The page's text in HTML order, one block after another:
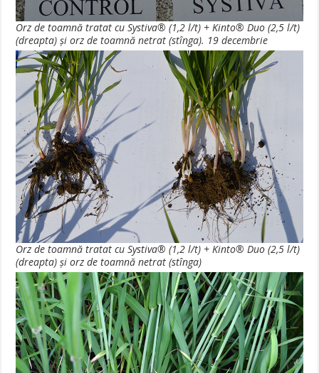
Orz de toamnă tratat cu Systiva® (1,2 l/t) + Kinto® Duo (2,5 l/t)
(dreapta) şi orz de toamnă netrat (stînga). 19 decembrie
Orz de toamnă tratat cu Systiva® (1,2 l/t) + Kinto® Duo (2,5 l/t)
(dreapta) şi orz de toamnă netrat (stînga)